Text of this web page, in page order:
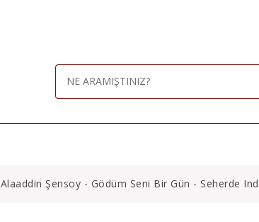
Alaaddin Şensoy - Gödüm Seni Bir Gün - Seherde